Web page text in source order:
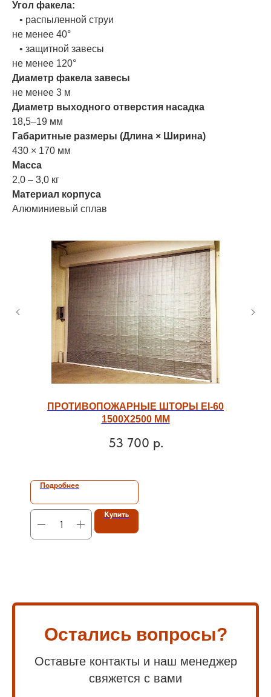
Угол факела:
• распыленной струи
не менее 40°
• защитной завесы
не менее 120°
Диаметр факела завесы
не менее 3 м
Диаметр выходного отверстия насадка
18,5–19 мм
Габаритные размеры (Длина × Ширина)
430 × 170 мм
Масса
2,0 – 3,0 кг
Материал корпуса
Алюминиевый сплав
ПРОТИВОПОЖАРНЫЕ ШТОРЫ ЕI-60
1500Х2500 ММ
53 700 р.
Подробнее
Купить
Остались вопросы?
Оставьте контакты и наш менеджер
свяжется с вами